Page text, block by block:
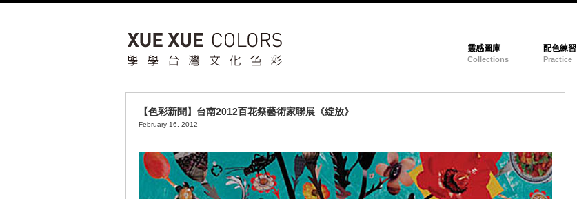
靈感圖庫
Collections
配色練習
Practice
【色彩新聞】台南2012百花祭藝術家聯展《綻放》
February 16, 2012